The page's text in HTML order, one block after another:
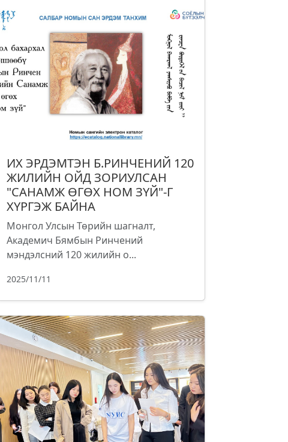
ИХ ЭРДЭМТЭН Б.РИНЧЕНИЙ 120
ЖИЛИЙН ОЙД ЗОРИУЛСАН
"САНАМЖ ӨГӨХ НОМ ЗҮЙ"-Г
ХҮРГЭЖ БАЙНА
Монгол Улсын Төрийн шагналт,
Академич Бямбын Ринчений
мэндэлсний 120 жилийн о...
2025/11/11